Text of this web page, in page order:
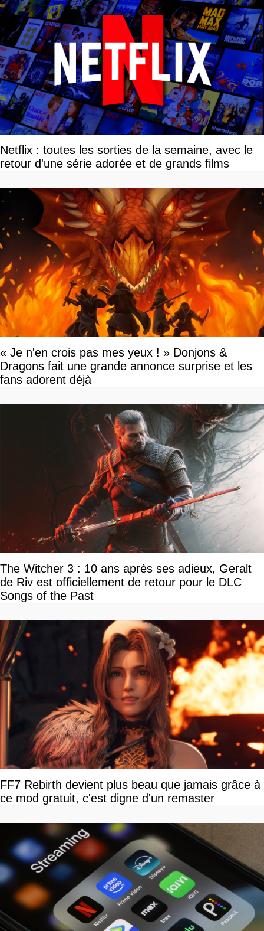
Netflix : toutes les sorties de la semaine, avec le
retour d'une série adorée et de grands films
« Je n'en crois pas mes yeux ! » Donjons &
Dragons fait une grande annonce surprise et les
fans adorent déjà
The Witcher 3 : 10 ans après ses adieux, Geralt
de Riv est officiellement de retour pour le DLC
Songs of the Past
FF7 Rebirth devient plus beau que jamais grâce à
ce mod gratuit, c'est digne d'un remaster